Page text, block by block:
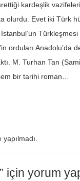
kardeşlik
olurdu. Evet iki Türk
Türkleşmesi
orduları Anadolu’da
M. Turhan Tan
bir tarihi roman…
için yorum